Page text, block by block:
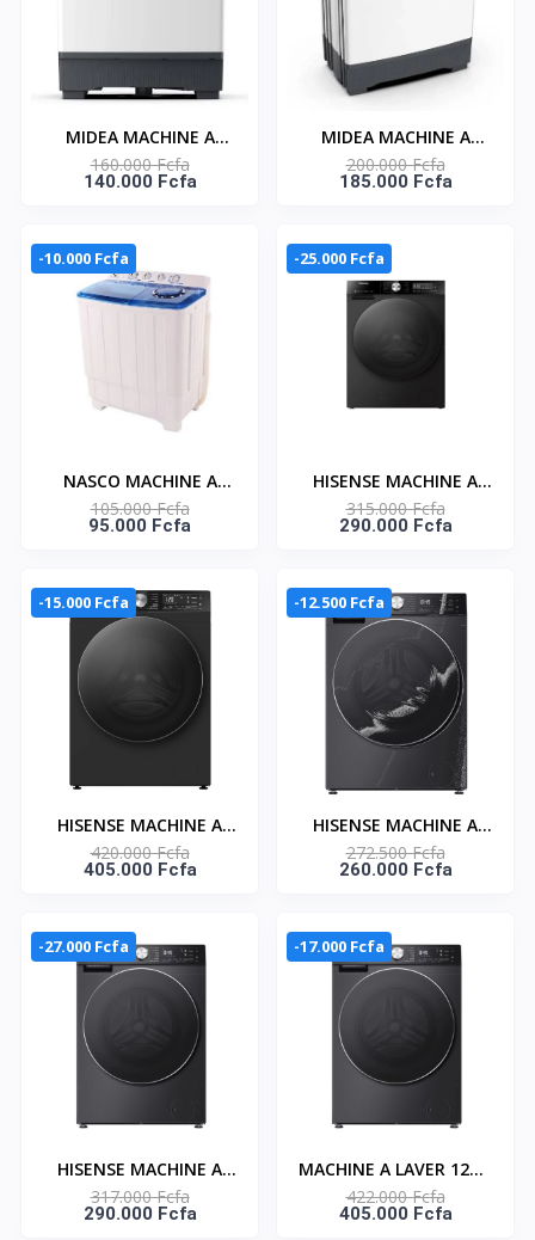
MIDEA MACHINE A
LAVER 14KG TOP LOAD
- TWIN TUB -
160.000 Fcfa
140.000 Fcfa
MIDEA MACHINE A
LAVER 18KG TOP LOAD
- TWIN TUB -
200.000 Fcfa
185.000 Fcfa
-10.000 Fcfa
NASCO MACHINE A
LAVER 10KG TWIN TUB
- SECHAGE- NASTT-
105.000 Fcfa
95.000 Fcfa
-25.000 Fcfa
HISENSE MACHINE A
LAVER 8KG ET SECHAGE
5KG FRONT LOAD -
WD3S8043BB
315.000 Fcfa
290.000 Fcfa
-15.000 Fcfa
HISENSE MACHINE A
LAVER FRONT LOAD -
CONNECT LIFE - 12KG
WD5S1245BB
420.000 Fcfa
405.000 Fcfa
-12.500 Fcfa
HISENSE MACHINE A
LAVER 10.5KG FRONT
LOAD CONNECT LIFE -
272.500 Fcfa
260.000 Fcfa
-27.000 Fcfa
HISENSE MACHINE A
LAVER 12KG FRONT
LOAD PREMIUM BLACK
317.000 Fcfa
290.000 Fcfa
-17.000 Fcfa
MACHINE A LAVER 12KG
FRONT LOAD PREMIUM
BLACK - AI SUPER WASH
422.000 Fcfa
405.000 Fcfa